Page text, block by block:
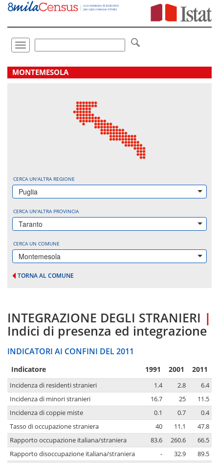
Vai
direttamente
Toggle
navigation
.
MONTEMESOLA
CERCA UN'ALTRA REGIONE
Puglia
CERCA UN'ALTRA PROVINCIA
Taranto
CERCA UN COMUNE
Montemesola
TORNA AL COMUNE
INTEGRAZIONE DEGLI STRANIERI |
Indici di presenza ed integrazione
INDICATORI AI CONFINI DEL 2011
Indicatore 1991 2001 2011
Incidenza di residenti stranieri 1.4 2.8
6.4
Incidenza di minori stranieri
16.7 25
11.5
Incidenza di coppie miste
0.1 0.7
0.4
Tasso di occupazione straniera
40 11.1
47.8
Rapporto occupazione italiana/straniera
83.6 260.6
66.5
Rapporto disoccupazione italiana/straniera
- 32.9
89.5